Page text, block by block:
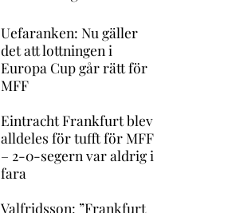
Uefaranken: Nu gäller
det att lottningen i
Europa Cup går rätt för
MFF
Eintracht Frankfurt blev
alldeles för tufft för MFF
– 2-0-segern var aldrig i
fara
Valfridsson: ”Frankfurt